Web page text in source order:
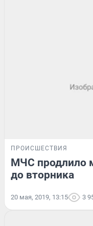
ПРОИСШЕСТВИЯ
МЧС продлило
до вторника
20 мая, 2019, 13:15 3